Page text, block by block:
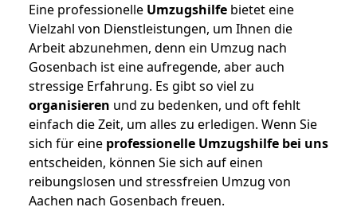
Eine professionelle Umzugshilfe bietet eine
Vielzahl von Dienstleistungen, um Ihnen die
Arbeit abzunehmen, denn ein Umzug nach
Gosenbach ist eine aufregende, aber auch
stressige Erfahrung. Es gibt so viel zu
organisieren und zu bedenken, und oft fehlt
einfach die Zeit, um alles zu erledigen. Wenn Sie
sich für eine professionelle Umzugshilfe bei uns
entscheiden, können Sie sich auf einen
reibungslosen und stressfreien Umzug von
Aachen nach Gosenbach freuen.